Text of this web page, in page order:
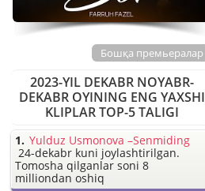
Бошқа премьералар
2023-YIL DEKABR NOYABR-
DEKABR OYINING ENG YAXSHI
KLIPLAR TOP-5 TALIGI
Yulduz Usmonova –Senmiding
24-dekabr kuni joylashtirilgan.
Tomosha qilganlar soni 8
milliondan oshiq